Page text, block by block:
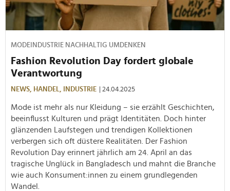
MODEINDUSTRIE NACHHALTIG UMDENKEN
Fashion Revolution Day fordert globale
Verantwortung
NEWS, HANDEL, INDUSTRIE | 24.04.2025
Mode ist mehr als nur Kleidung – sie erzählt Geschichten,
beeinflusst Kulturen und prägt Identitäten. Doch hinter
glänzenden Laufstegen und trendigen Kollektionen
verbergen sich oft düstere Realitäten. Der Fashion
Revolution Day erinnert jährlich am 24. April an das
tragische Unglück in Bangladesch und mahnt die Branche
wie auch Konsument:innen zu einem grundlegenden
Wandel.